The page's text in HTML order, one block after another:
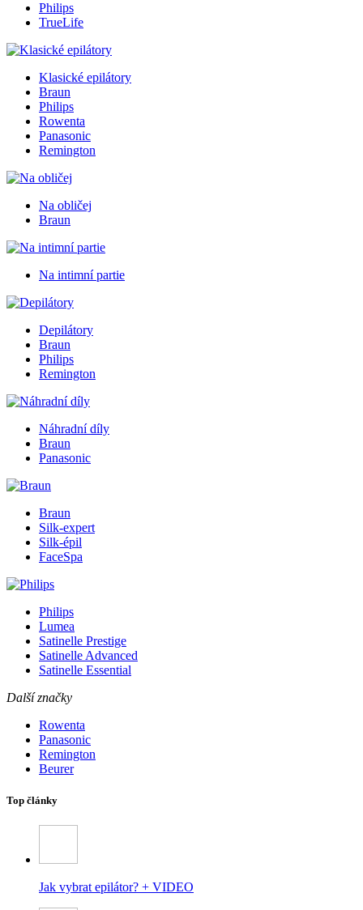
Philips
TrueLife
Klasické epilátory
Braun
Philips
Rowenta
Panasonic
Remington
Na obličej
Braun
Na intimní partie
Depilátory
Braun
Philips
Remington
Náhradní díly
Braun
Panasonic
Braun
Silk-expert
Silk-épil
FaceSpa
Philips
Lumea
Satinelle Prestige
Satinelle Advanced
Satinelle Essential
Další značky
Rowenta
Panasonic
Remington
Beurer
Top články
Jak vybrat epilátor? + VIDEO